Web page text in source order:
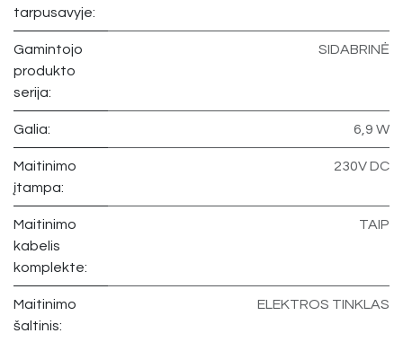
tarpusavyje:
Gamintojo
produkto
serija:
SIDABRINĖ
Galia: 6,9 W
Maitinimo
įtampa:
230V DC
Maitinimo
kabelis
komplekte:
TAIP
Maitinimo
šaltinis:
ELEKTROS TINKLAS